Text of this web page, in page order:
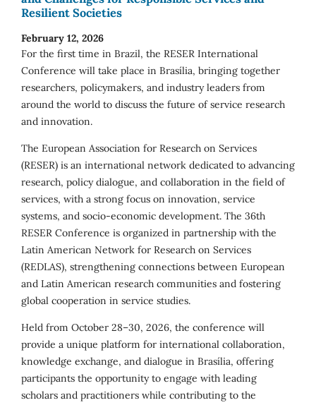
Resilient Societies
February 12, 2026
For the first time in Brazil, the RESER International
Conference will take place in Brasília, bringing together
researchers, policymakers, and industry leaders from
around the world to discuss the future of service research
and innovation.
The European Association for Research on Services
(RESER) is an international network dedicated to advancing
research, policy dialogue, and collaboration in the field of
services, with a strong focus on innovation, service
systems, and socio-economic development. The 36th
RESER Conference is organized in partnership with the
Latin American Network for Research on Services
(REDLAS), strengthening connections between European
and Latin American research communities and fostering
global cooperation in service studies.
Held from October 28–30, 2026, the conference will
provide a unique platform for international collaboration,
knowledge exchange, and dialogue in Brasília, offering
participants the opportunity to engage with leading
scholars and practitioners while contributing to the